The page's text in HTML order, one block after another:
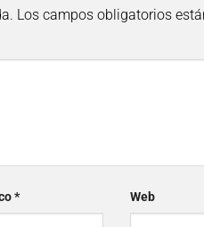
Los campos obligatorios
* Web